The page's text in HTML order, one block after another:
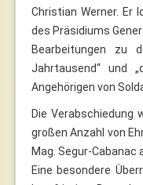
Christian Werner. Er
des Präsidiums
Bearbeitungen zu
Jahrtausend“ und
Angehörigen von
Die Verabschiedung
großen Anzahl von
Mag. Segur-Cabanac
Eine besondere